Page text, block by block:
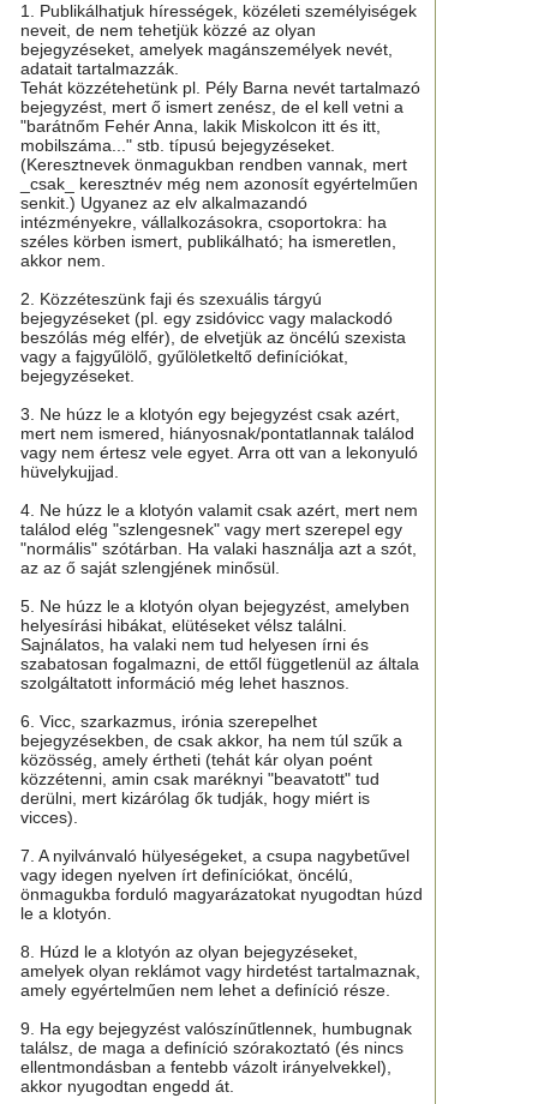
1. Publikálhatjuk hírességek, közéleti személyiségek
neveit, de nem tehetjük közzé az olyan
bejegyzéseket, amelyek magánszemélyek nevét,
adatait tartalmazzák.
Tehát közzétehetünk pl. Pély Barna nevét tartalmazó
bejegyzést, mert ő ismert zenész, de el kell vetni a
"barátnőm Fehér Anna, lakik Miskolcon itt és itt,
mobilszáma..." stb. típusú bejegyzéseket.
(Keresztnevek önmagukban rendben vannak, mert
_csak_ keresztnév még nem azonosít egyértelműen
senkit.) Ugyanez az elv alkalmazandó
intézményekre, vállalkozásokra, csoportokra: ha
széles körben ismert, publikálható; ha ismeretlen,
akkor nem.
2. Közzéteszünk faji és szexuális tárgyú
bejegyzéseket (pl. egy zsidóvicc vagy malackodó
beszólás még elfér), de elvetjük az öncélú szexista
vagy a fajgyűlölő, gyűlöletkeltő definíciókat,
bejegyzéseket.
3. Ne húzz le a klotyón egy bejegyzést csak azért,
mert nem ismered, hiányosnak/pontatlannak találod
vagy nem értesz vele egyet. Arra ott van a lekonyuló
hüvelykujjad.
4. Ne húzz le a klotyón valamit csak azért, mert nem
találod elég "szlengesnek" vagy mert szerepel egy
"normális" szótárban. Ha valaki használja azt a szót,
az az ő saját szlengjének minősül.
5. Ne húzz le a klotyón olyan bejegyzést, amelyben
helyesírási hibákat, elütéseket vélsz találni.
Sajnálatos, ha valaki nem tud helyesen írni és
szabatosan fogalmazni, de ettől függetlenül az általa
szolgáltatott információ még lehet hasznos.
6. Vicc, szarkazmus, irónia szerepelhet
bejegyzésekben, de csak akkor, ha nem túl szűk a
közösség, amely értheti (tehát kár olyan poént
közzétenni, amin csak maréknyi "beavatott" tud
derülni, mert kizárólag ők tudják, hogy miért is
vicces).
7. A nyilvánvaló hülyeségeket, a csupa nagybetűvel
vagy idegen nyelven írt definíciókat, öncélú,
önmagukba forduló magyarázatokat nyugodtan húzd
le a klotyón.
8. Húzd le a klotyón az olyan bejegyzéseket,
amelyek olyan reklámot vagy hirdetést tartalmaznak,
amely egyértelműen nem lehet a definíció része.
9. Ha egy bejegyzést valószínűtlennek, humbugnak
találsz, de maga a definíció szórakoztató (és nincs
ellentmondásban a fentebb vázolt irányelvekkel),
akkor nyugodtan engedd át.